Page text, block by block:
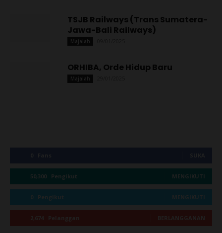
TSJB Railways (Trans Sumatera-
Jawa-Bali Railways)
Majalah
ORHIBA, Orde Hidup Baru
Majalah
50,300 Pengikut MENGIKUTI
0 Pengikut MENGIKUTI